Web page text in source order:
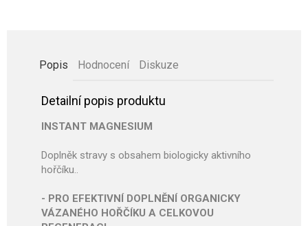
Popis Hodnocení Diskuze
Detailní popis produktu
INSTANT MAGNESIUM
Doplněk stravy s obsahem biologicky aktivního
hořčíku..
- PRO EFEKTIVNÍ DOPLNĚNÍ ORGANICKY
VÁZANÉHO HOŘČÍKU A CELKOVOU